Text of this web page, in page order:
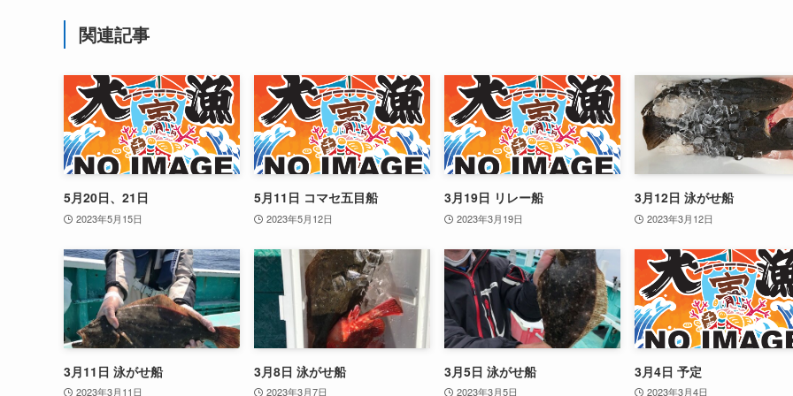
関連記事
5月20日、21日
2023年5月15日
5月11日 コマセ五目船
2023年5月12日
3月19日 リレー船
2023年3月19日
3月12日 泳がせ船
2023年3月12日
3月11日 泳がせ船
2023年3月11日
3月8日 泳がせ船
2023年3月7日
3月5日 泳がせ船
2023年3月5日
3月4日 予定
2023年3月4日